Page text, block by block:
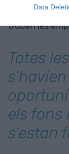
Data
aquest sigui
troben les
Totes
els fons
s’estan